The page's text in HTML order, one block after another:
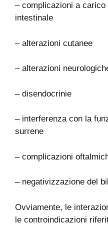
– complicazioni a carico
intestinale
– alterazioni cutanee
– alterazioni
– disendocrinie
– interferenza con la
surrene
– complicazioni
– negativizzazione del
Ovviamente, le
le controindicazioni